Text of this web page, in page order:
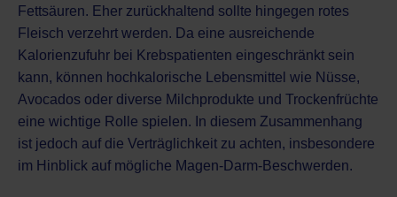
Fettsäuren. Eher zurückhaltend sollte hingegen rotes
Fleisch verzehrt werden. Da eine ausreichende
Kalorienzufuhr bei Krebspatienten eingeschränkt sein
kann, können hochkalorische Lebensmittel wie Nüsse,
Avocados oder diverse Milchprodukte und Trockenfrüchte
eine wichtige Rolle spielen. In diesem Zusammenhang
ist jedoch auf die Verträglichkeit zu achten, insbesondere
im Hinblick auf mögliche Magen-Darm-Beschwerden.